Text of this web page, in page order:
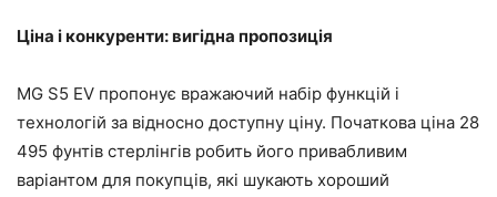
Ціна і конкуренти: вигідна пропозиція
MG S5 EV пропонує вражаючий набір функцій і
технологій за відносно доступну ціну. Початкова ціна 28
495 фунтів стерлінгів робить його привабливим
варіантом для покупців, які шукають хороший